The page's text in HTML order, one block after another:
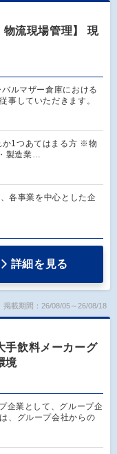
物流現場管理】 現
ルマザー倉庫における
事していただきます。
1つあてはまる方 ※物
製造業…
各事業を中心とした企
詳細を見る
掲載期間：26/08/05～26/08/18
手飲料メーカーグ
境
企業として、グループ企
、グループ会社からの